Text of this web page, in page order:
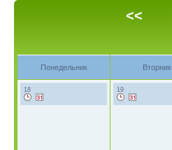
<<
Понедельник Вторник
18 19